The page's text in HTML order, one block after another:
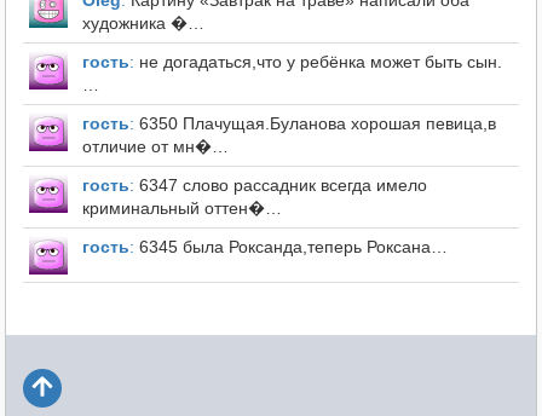
художника �…
гость: не догадаться,что у ребёнка может быть сын.
…
гость: 6350 Плачущая.Буланова хорошая певица,в
отличие от мн�…
гость: 6347 слово рассадник всегда имело
криминальный оттен�…
гость: 6345 была Роксанда,теперь Роксана…